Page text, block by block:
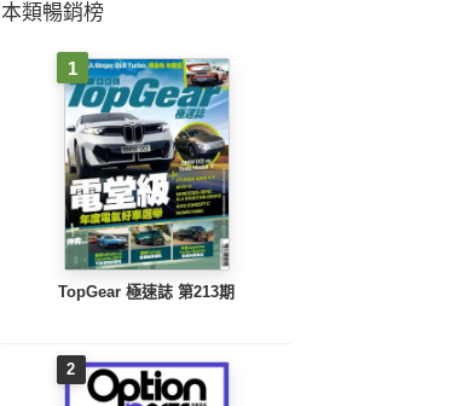
Motor汽車百科雜誌
484期-2026年3月
本類暢銷榜
1
TopGear 極速誌 第213期
2